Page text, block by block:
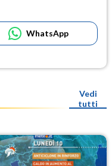
WhatsApp
Vedi
tutti